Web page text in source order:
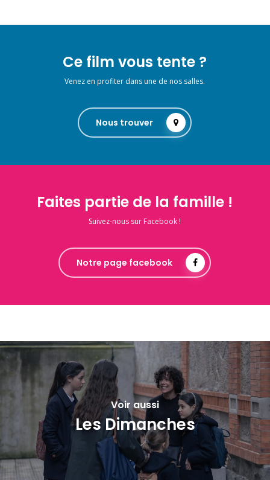
Ce film vous tente ?
Venez en profiter dans une de nos salles.
Nous trouver
Faites partie de la famille !
Suivez-nous sur Facebook !
Notre page facebook
Voir aussi
Les Dimanches